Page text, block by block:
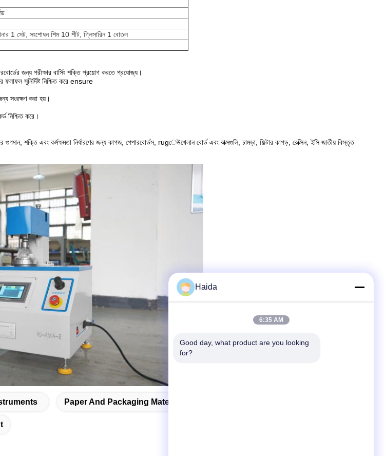
1 সেট, সংশোধন শিম 10 শীট, গ্লিসারিন 1 বোতল
জন্য পরীক্ষার বার্সিং শক্তি প্রয়োগ করতে প্রযোজ্য।
সুনির্দিষ্ট নিশ্চিত করে ensure
সংরক্ষণ করা হয়।
নিশ্চিত করে।
গুণমান, শক্তি এবং কর্মক্ষমতা নির্ধারণের জন্য কাগজ, পেপারবোর্ডস, rugেউখেলান বোর্ড এবং বাক্সগুলি, চামড়া, ফিল্টার কাপড়, রেক্সিন, ইসি জাতীয় বিস্তৃত
Paper And Packaging Material Testing Instruments
Haida
6:35 AM
Good day, what product are you looking
for?